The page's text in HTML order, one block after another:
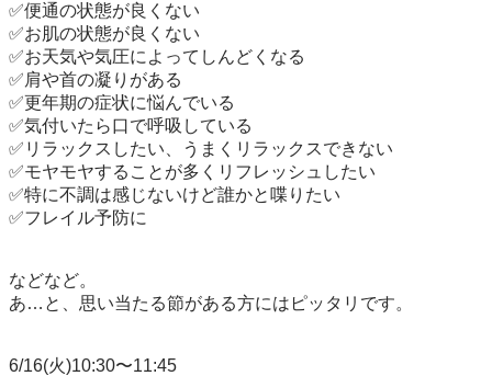
✅便通の状態が良くない
✅お肌の状態が良くない
✅お天気や気圧によってしんどくなる
✅肩や首の凝りがある
✅更年期の症状に悩んでいる
✅気付いたら口で呼吸している
✅リラックスしたい、うまくリラックスできない
✅モヤモヤすることが多くリフレッシュしたい
✅特に不調は感じないけど誰かと喋りたい
✅フレイル予防に
などなど。
あ…と、思い当たる節がある方にはピッタリです。
6/16(火)10:30〜11:45